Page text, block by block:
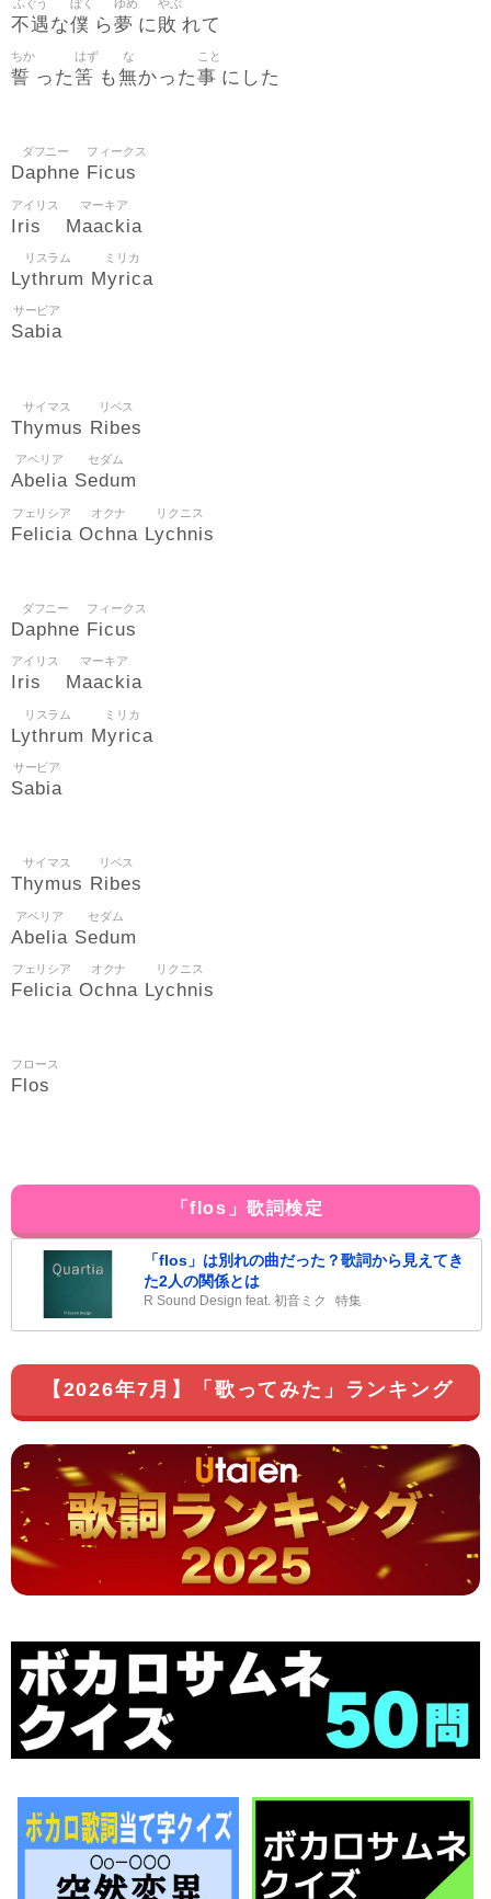
不遇
ふぐう
な僕
ぼく
ら夢
ゆめ
に敗
やぶ
れて
誓
ちか
った筈
はず
も無
な
かった事
こと
にした
Daphne
ダフニー
Ficus
フィークス
Iris
アイリス
Maackia
マーキア
Lythrum
リスラム
Myrica
ミリカ
Sabia
サービア
Thymus
サイマス
Ribes
リベス
Abelia
アベリア
Sedum
セダム
Felicia
フェリシア
Ochna
オクナ
Lychnis
リクニス
Daphne
ダフニー
Ficus
フィークス
Iris
アイリス
Maackia
マーキア
Lythrum
リスラム
Myrica
ミリカ
Sabia
サービア
Thymus
サイマス
Ribes
リベス
Abelia
アベリア
Sedum
セダム
Felicia
フェリシア
Ochna
オクナ
Lychnis
リクニス
Flos
フロース
「flos」歌詞検定
「flos」は別れの曲だった？歌詞から見えてき
た2人の関係とは
R Sound Design feat. 初音ミク 特集
【2026年7月】「歌ってみた」ランキング